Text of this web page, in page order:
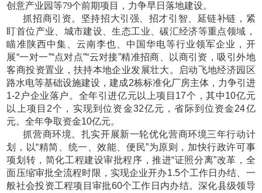
创意产业园等79个前期项目，力争早日落地建设。
抓招商引资。坚持招大引强、招才引智、延链补链，紧
盯首位产业、城市建设、生态工业、碳汇经济等重点领域，
瞄准陕西中集、云南李也、中国华电等行业领军企业，开
展“一对一”“点对点”“云对接”精准招商、以商引资，吸引外地
客商投资置业，扶持本地企业发展壮大。启动飞地经济园区
路水电等基础设施建设，建成2栋标准化厂房主体，力争引进
1-2户企业落户。全年引进亿元以上项目17个，其中10亿元
以上项目2个，实现到位资金32亿元，省际到位资金24亿
元。全年争取资金10亿元。
抓营商环境。扎实开展新一轮优化营商环境三年行动计
划，以“精简、统一、效能、便民”为原则，加快行政许可事
项划转，简化工程建设审批程序，推进“证照分离”改革，全
面压缩审批全流程时限，实现企业开办1.5个工作日办结、一
般社会投资工程项目审批60个工作日内办结。深化县级领导